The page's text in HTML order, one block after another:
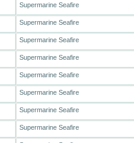
Supermarine Seafire
Supermarine Seafire
Supermarine Seafire
Supermarine Seafire
Supermarine Seafire
Supermarine Seafire
Supermarine Seafire
Supermarine Seafire